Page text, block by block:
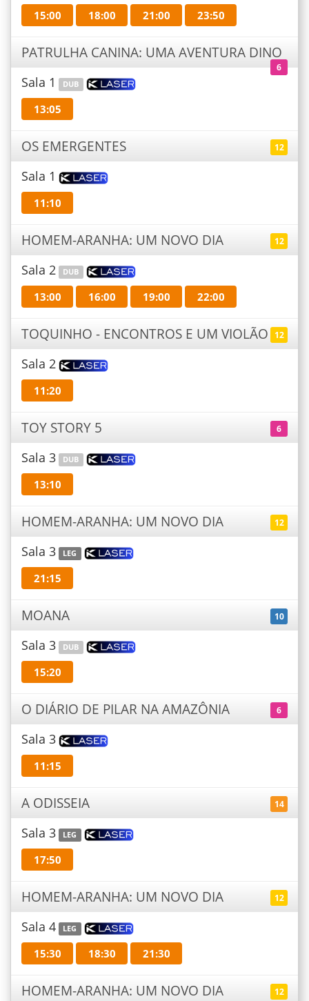
15:00 18:00 21:00 23:50
PATRULHA CANINA: UMA AVENTURA DINO
6
Sala 1 DUB
13:05
OS EMERGENTES 12
Sala 1
11:10
HOMEM-ARANHA: UM NOVO DIA 12
Sala 2 DUB
13:00 16:00 19:00 22:00
TOQUINHO - ENCONTROS E UM VIOLÃO 12
Sala 2
11:20
TOY STORY 5 6
Sala 3 DUB
13:10
HOMEM-ARANHA: UM NOVO DIA 12
Sala 3 LEG
21:15
MOANA 10
Sala 3 DUB
15:20
O DIÁRIO DE PILAR NA AMAZÔNIA 6
Sala 3
11:15
A ODISSEIA 14
Sala 3 LEG
17:50
HOMEM-ARANHA: UM NOVO DIA 12
Sala 4 LEG
15:30 18:30 21:30
HOMEM-ARANHA: UM NOVO DIA 12